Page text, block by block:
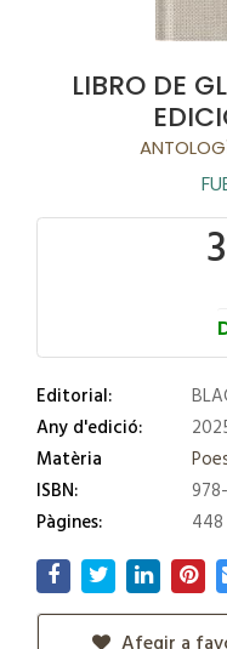
LIBRO DE
Editorial:
Any d'edició:
Matèria
ISBN:
Pàgines:
448